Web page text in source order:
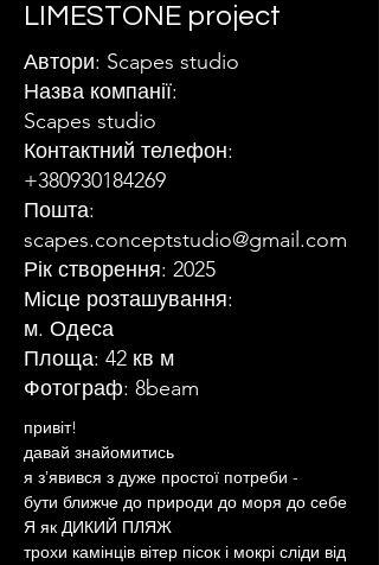
LIMESTONE project
Автори: Scapes studio
Назва компанії:
Scapes studio
Контактний телефон:
+380930184269
Пошта:
scapes.conceptstudio@gmail.com
Рік створення: 2025
Місце розташування:
м. Одеса
Площа: 42 кв м
Фотограф: 8beam
привіт!
давай знайомитись
я зʼявився з дуже простої потреби -
бути ближче до природи до моря до себе
Я як ДИКИЙ ПЛЯЖ
трохи камінців вітер пісок і мокрі сліди від